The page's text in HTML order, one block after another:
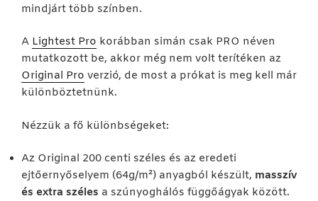
mindjárt több színben.
A Lightest Pro korábban simán csak PRO néven
mutatkozott be, akkor még nem volt terítéken az
Original Pro verzió, de most a prókat is meg kell már
különböztetnünk.
Nézzük a fő különbségeket:
Az Original 200 centi széles és az eredeti
ejtőernyőselyem (64g/m²) anyagból készült, masszív
és extra széles a szúnyoghálós függőágyak között.